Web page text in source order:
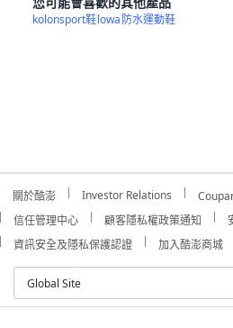
kolonsport鞋lowa 防水運動鞋
關於酷澎 Investor Relations
信任管理中心
顧客隱私權政策通知
資訊安全及隱私保護認證
加入酷澎商城
Global Site